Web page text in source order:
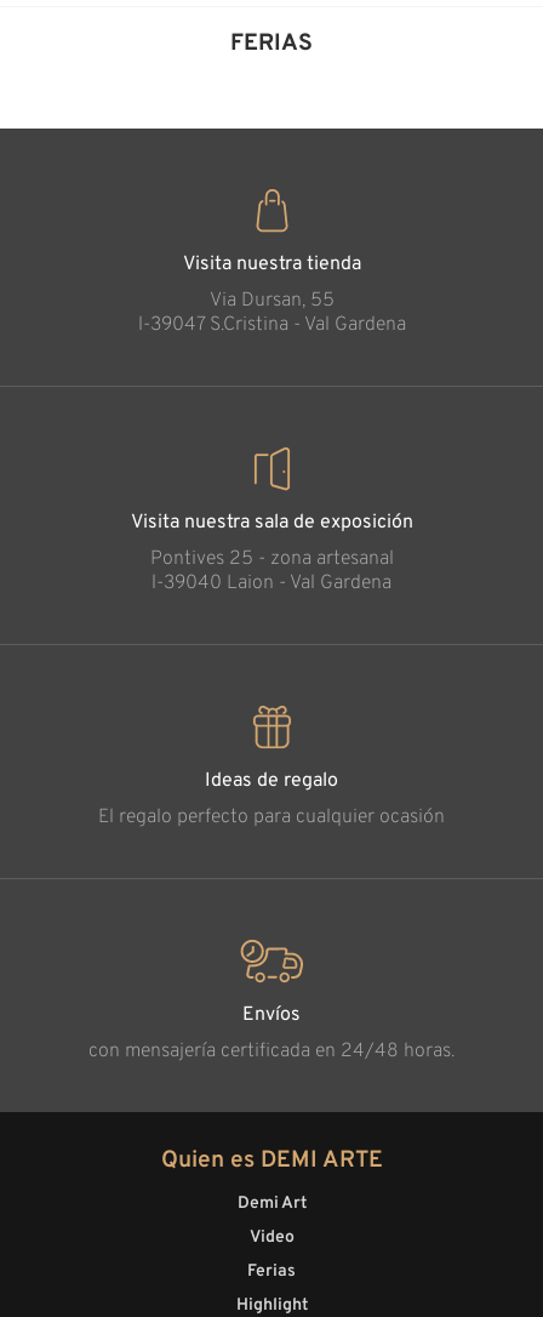
FERIAS
Visita nuestra tienda
Via Dursan, 55
l-39047 S.Cristina - Val Gardena
Visita nuestra sala de exposición
Pontives 25 - zona artesanal
l-39040 Laion - Val Gardena
Ideas de regalo
El regalo perfecto para cualquier ocasión
Envíos
con mensajería certificada en 24/48 horas.
Quien es DEMI ARTE
Demi Art
Video
Ferias
Highlight